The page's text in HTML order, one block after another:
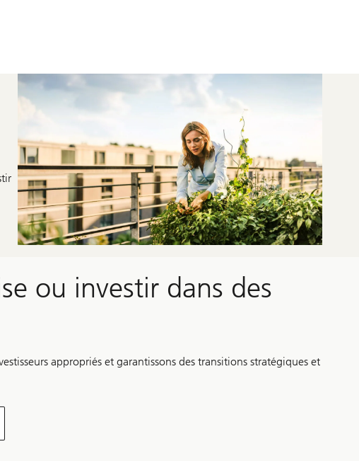
ou investir dans des
appropriés et garantissons des transitions stratégiques et